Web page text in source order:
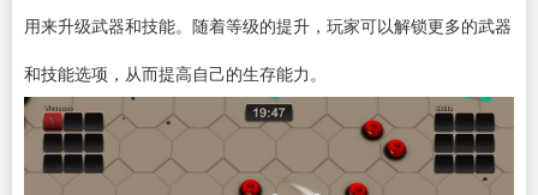
用来升级武器和技能。随着等级的提升，玩家可以解锁更多的武器
和技能选项，从而提高自己的生存能力。